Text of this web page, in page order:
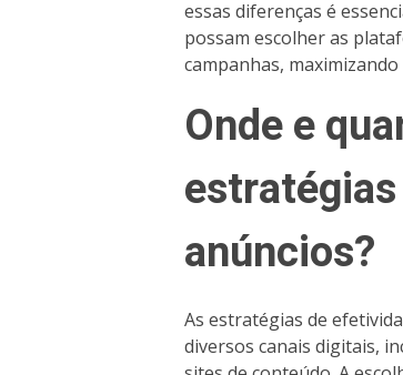
essas diferenças é
possam escolher as
campanhas,
Onde e
anúncios?
As estratégias de
diversos canais digitais,